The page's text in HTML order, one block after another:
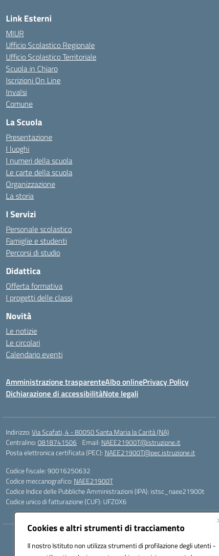
Cookies e altri strumenti di tracciamento
Il nostro Istituto non utilizza strumenti di profilazione degli utenti -
Link Esterni
MIUR
Ufficio Scolastico Regionale
Ufficio Scolastico Territoriale
Scuola in Chiaro
Iscrizioni On Line
Invalsi
Comune
La Scuola
Presentazione
I luoghi
I numeri della scuola
Le carte della scuola
Organizzazione
La storia
I Servizi
Personale scolastico
Famiglie e studenti
Percorsi di studio
Didattica
Offerta formativa
I progetti delle classi
Novità
Le notizie
Le circolari
Calendario eventi
Amministrazione trasparenteAlbo onlinePrivacy Policy
Dichiarazione di accessibilitàNote legali
Indirizzo:Via Scafati, 4 - 80050 Santa Maria la Carità (NA)
Centralino:0818741506 Email: NAEE21900T@istruzione.it
Posta elettronica certificata (PEC): NAEE21900T@pec.istruzione.it
Codice fiscale: 90016250632
Codice meccanografico: NAEE21900T
Codice Indice delle Pubbliche Amministrazioni (IPA): istsc_naee21900t
Codice unico di fatturazione (CUF): UFZ0X6
Concept & Design by Designers Italia